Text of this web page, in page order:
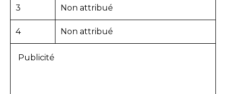
3 Non attribué
4 Non attribué
Publicité